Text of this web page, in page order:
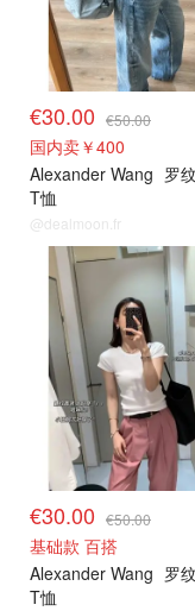
€30.00 €50.00
国内卖￥400
Alexander Wang 罗
T恤
@dealmoon.fr
€30.00 €50.00
基础款 百搭
Alexander Wang 罗
T恤